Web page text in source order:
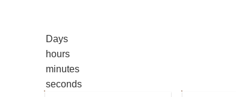
Days
hours
minutes
seconds